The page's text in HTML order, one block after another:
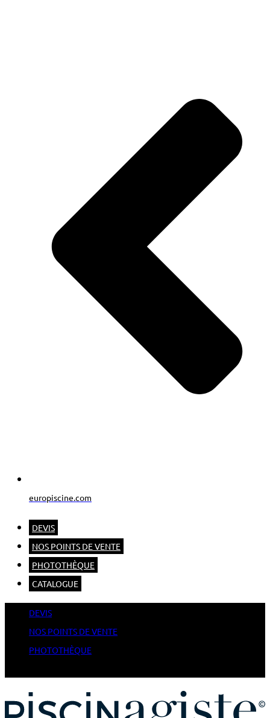
europiscine.com
DEVIS
NOS POINTS DE VENTE
PHOTOTHÈQUE
CATALOGUE
DEVIS
NOS POINTS DE VENTE
PHOTOTHÈQUE